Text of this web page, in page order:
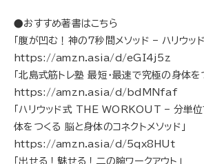
●おすすめ著書はこちら
「腹が凹む！神の7秒間メソッド – ハリウッ
https://amzn.asia/d/eGI4j5z
「北島式筋トレ塾 最短・最速で究極の身体を
https://amzn.asia/d/bdMNfaf
「ハリウッド式 THE WORKOUT – 分単
体をつくる 脳と身体のコネクトメソッド」
https://amzn.asia/d/5qx8HUt
「出せる！魅せる！二の腕ワークアウト」